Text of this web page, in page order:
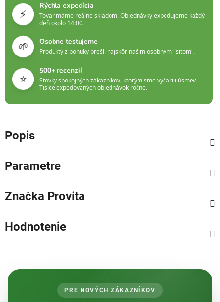
⚡
Rýchla expedícia
Tovar máme reálne skladom. Objednávky expedujeme každý
deň okolo 14:00.
🌱 Osobne testujeme
Produkty z ponuky prešli najskôr našim osobným "sitom".
⭐
500+ recenzií
Stovky spokojných zákazníkov, ktorým sme vyčarili úsmev.
Tisíce expedovaných objednávok ročne.
Popis
Parametre
Značka Provita
Hodnotenie
PRE NOVÝCH ZÁKAZNÍKOV